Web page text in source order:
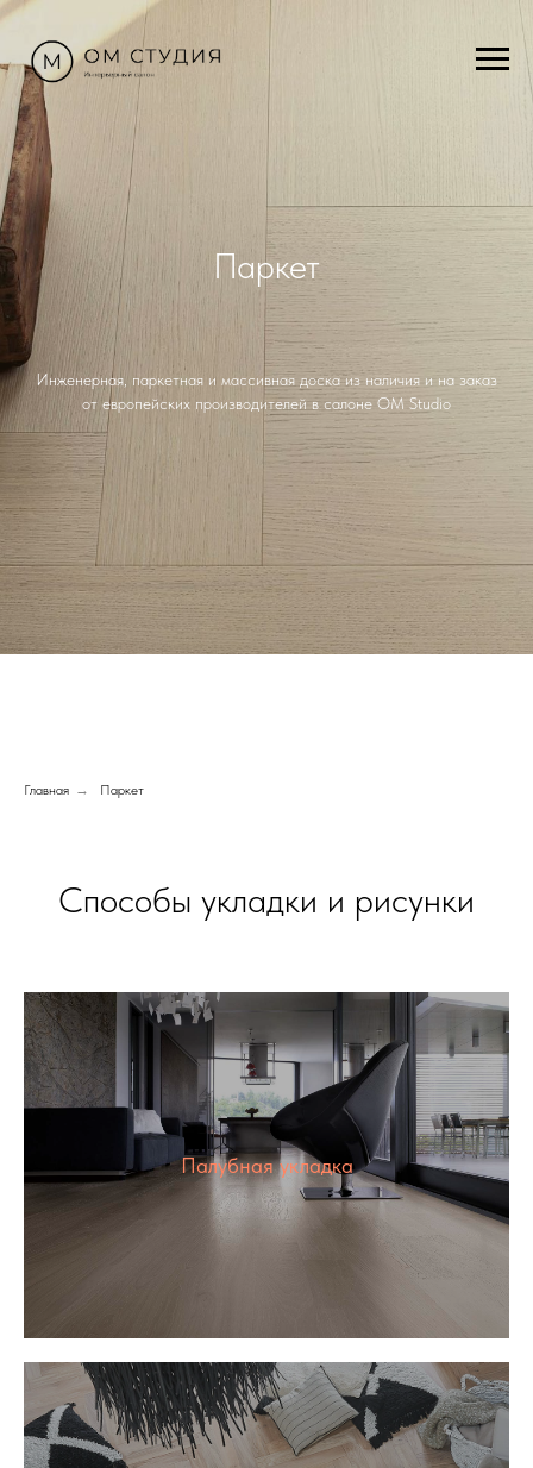
Паркет
Инженерная, паркетная и массивная доска из наличия и на заказ
от европейских производителей в салоне OM Studio
Главная → Паркет
Способы укладки и рисунки
Палубная укладка